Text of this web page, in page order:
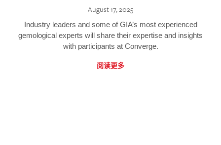
August 17, 2025
Industry leaders and some of GIA’s most experienced
gemological experts will share their expertise and insights
with participants at Converge.
阅读更多